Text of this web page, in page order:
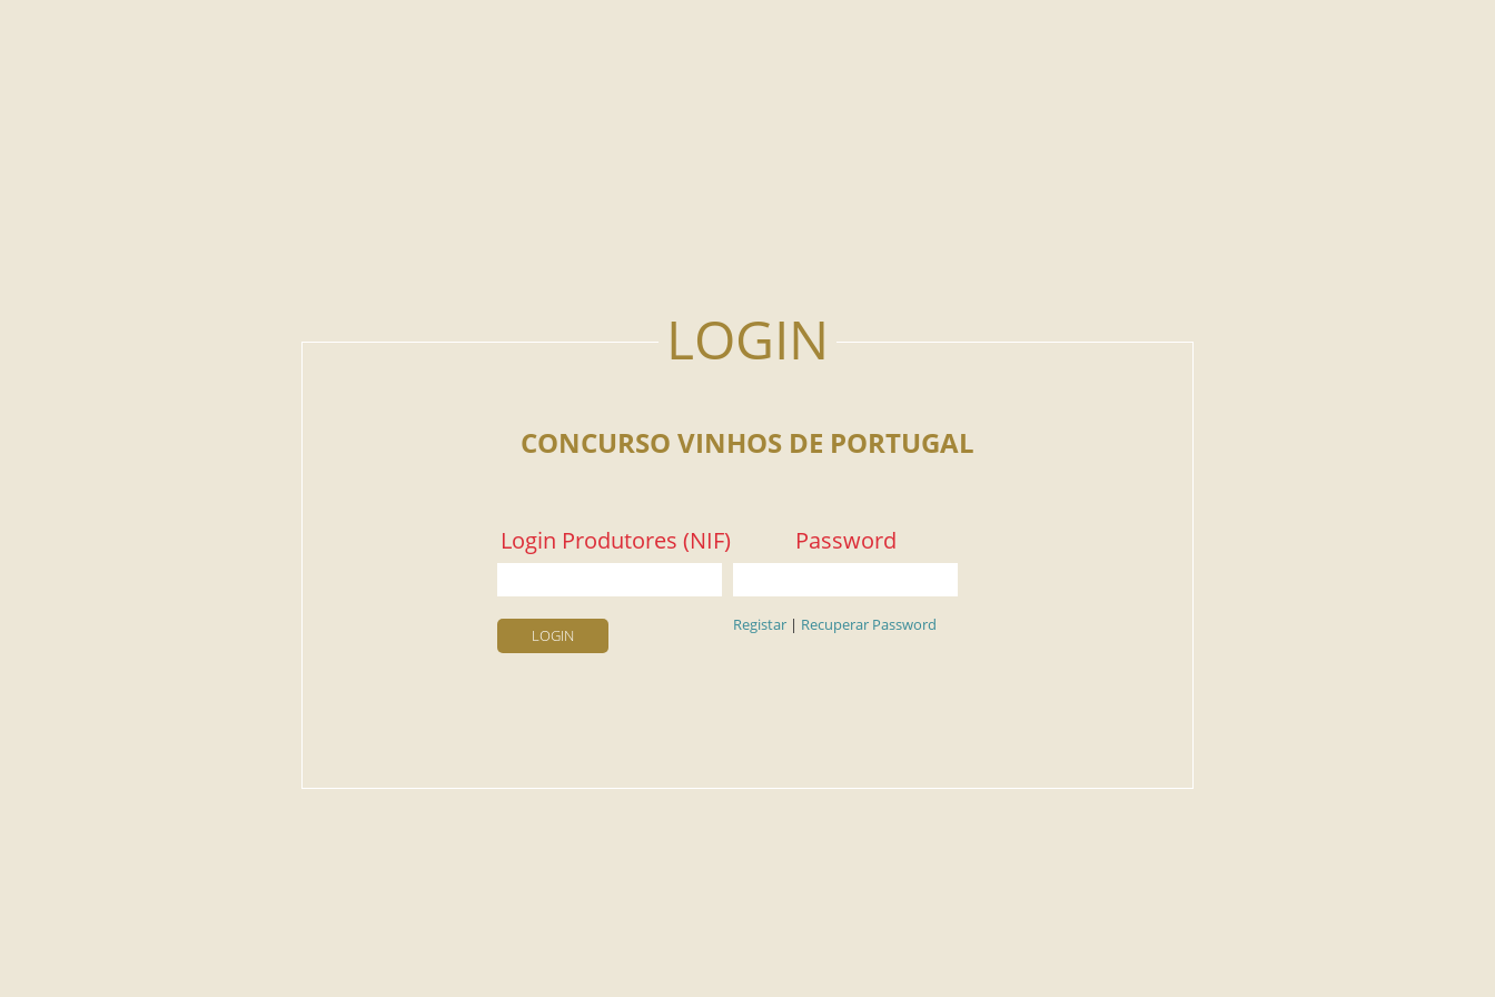
CONCURSO VINHOS DE PORTUGAL
Login Produtores (NIF) Password
LOGIN
Registar | Recuperar Password